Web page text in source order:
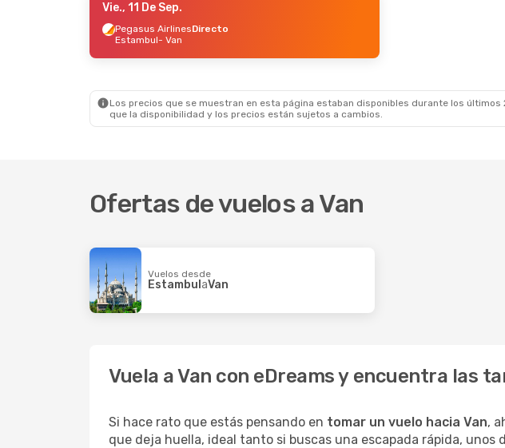
- Mié., 16 De Sep.
Directo
- Van
Vie., 11 De Sep.
Pegasus AirlinesDirecto
Estambul- Van
Los precios que se muestran en esta página estaban disponibles durante los
que la disponibilidad y los precios están sujetos a cambios.
Ofertas de vuelos a Van
Vuelos desde
Estambul aVan
Vuela a Van con eDreams y encuentra las
Si hace rato que estás pensando en tomar un vuelo hacia Van,
que deja huella, ideal tanto si buscas una escapada rápida,